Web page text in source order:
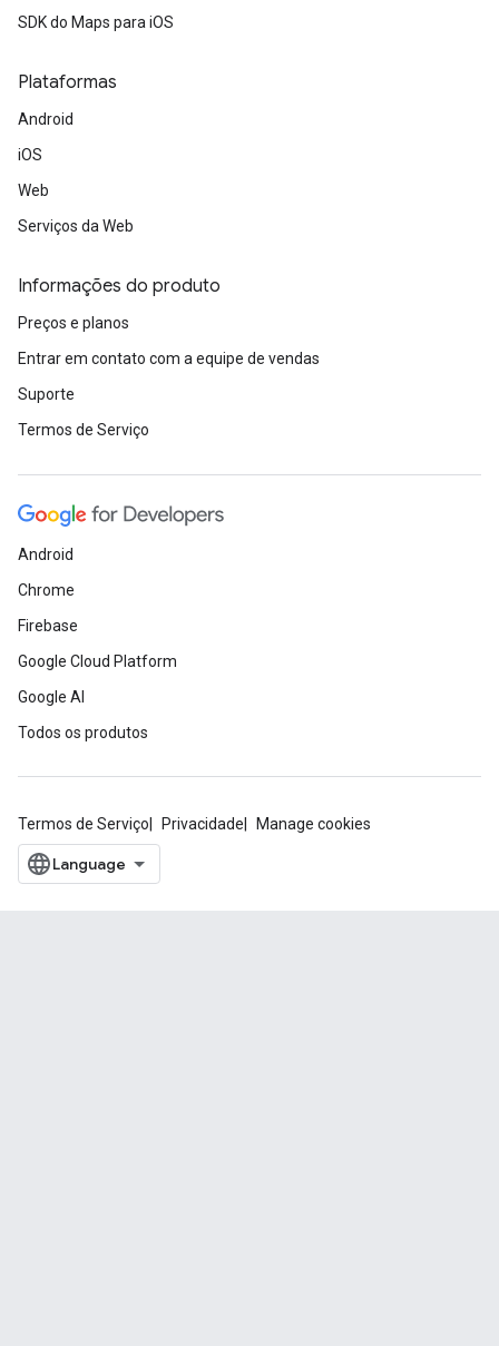
SDK do Maps para iOS
Plataformas
Android
iOS
Web
Serviços da Web
Informações do produto
Preços e planos
Entrar em contato com a equipe de vendas
Suporte
Termos de Serviço
Android
Chrome
Firebase
Google Cloud Platform
Google AI
Todos os produtos
Termos de Serviço Privacidade Manage cookies